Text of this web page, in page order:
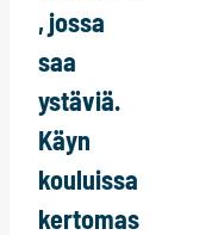
, jossa
saa
ystäviä.
Käyn
kouluissa
kertomas